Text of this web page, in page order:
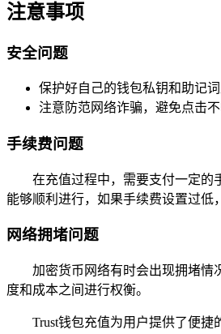
注意事项
安全问题
保护好自己的钱包私钥和助记
注意防范网络诈骗，避免点击
手续费问题
在充值过程中，需要支付一定的
能够顺利进行，如果手续费设置过低
网络拥堵问题
加密货币网络有时会出现拥堵情
度和成本之间进行权衡。
Trust钱包充值为用户提供了便